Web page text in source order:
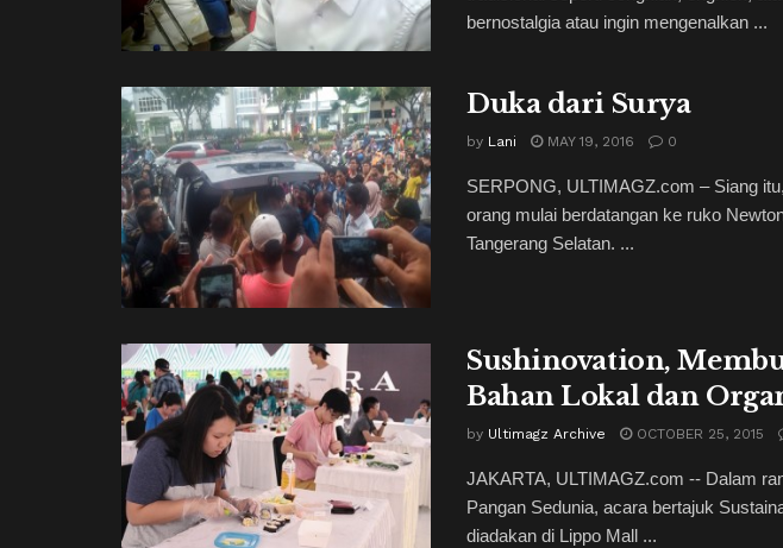
bernostalgia atau ingin mengenalkan ...
Duka dari Surya
by Lani MAY 19, 2016 0
SERPONG, ULTIMAGZ.com – Siang
orang mulai berdatangan ke ruko
Tangerang Selatan. ...
Sushinovation,
Bahan Lokal dan
by Ultimagz Archive OCTOBER 25, 2015
JAKARTA, ULTIMAGZ.com -- Dalam
Pangan Sedunia, acara bertajuk
diadakan di Lippo Mall ...